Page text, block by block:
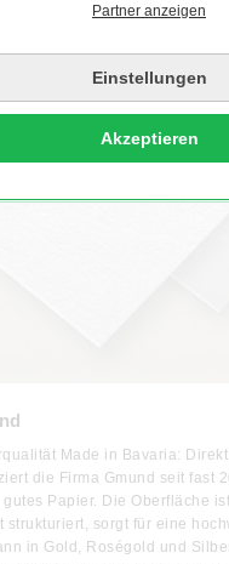
Partner anzeigen
Einstellungen
Akzeptieren
Made in Bavaria:
die Firma Gmund seit fast
Papier. Die Oberfläche
strukturiert, sorgt für eine
in Gold, Roségold und